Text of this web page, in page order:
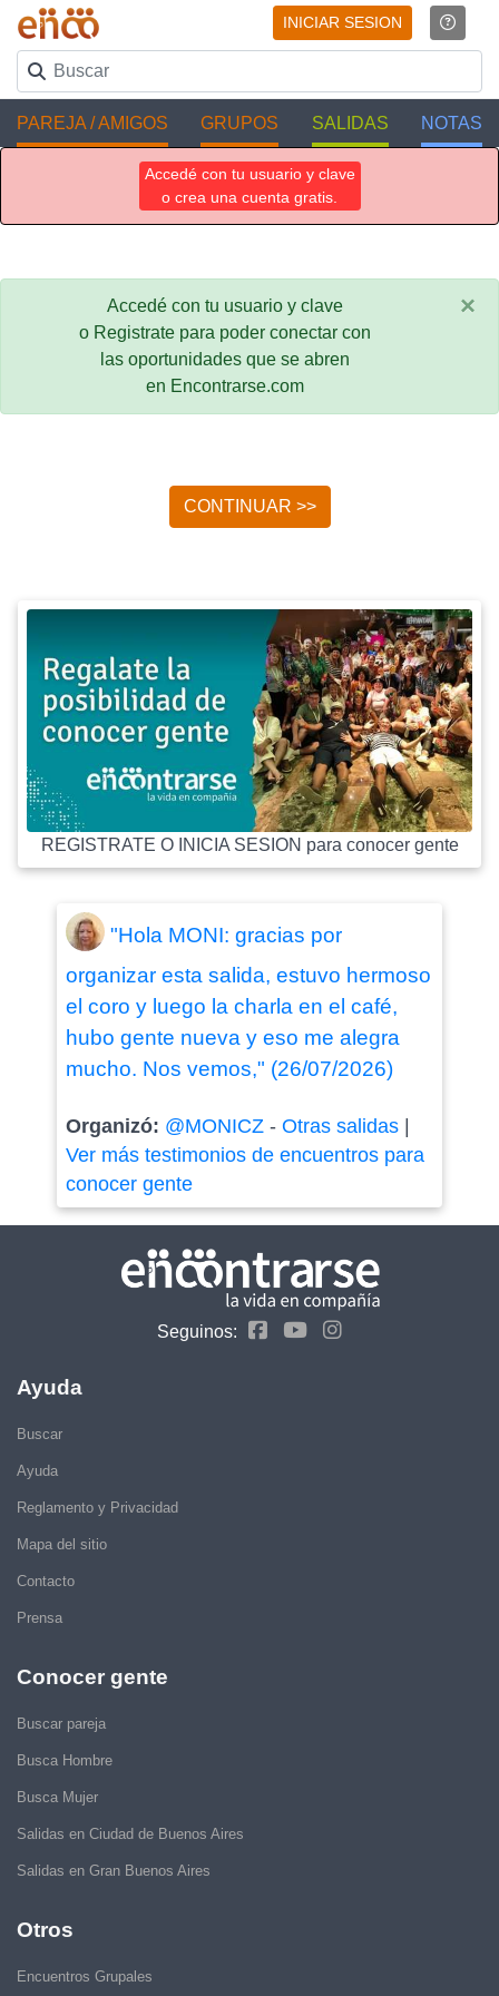
INICIAR SESION
PAREJA / AMIGOS GRUPOS SALIDAS NOTAS
Accedé con tu usuario y clave
o crea una cuenta gratis.
Accedé con tu usuario y clave
o Registrate para poder conectar con
las oportunidades que se abren
en Encontrarse.com
×
CONTINUAR >>
REGISTRATE O INICIA SESION para conocer gente
"Hola MONI: gracias por
organizar esta salida, estuvo hermoso
el coro y luego la charla en el café,
hubo gente nueva y eso me alegra
mucho. Nos vemos," (26/07/2026)
Organizó: @MONICZ- Otras salidas|
Ver más testimonios de encuentros para
conocer gente
Seguinos:
Ayuda
Buscar
Ayuda
Reglamento y Privacidad
Mapa del sitio
Contacto
Prensa
Conocer gente
Buscar pareja
Busca Hombre
Busca Mujer
Salidas en Ciudad de Buenos Aires
Salidas en Gran Buenos Aires
Otros
Encuentros Grupales